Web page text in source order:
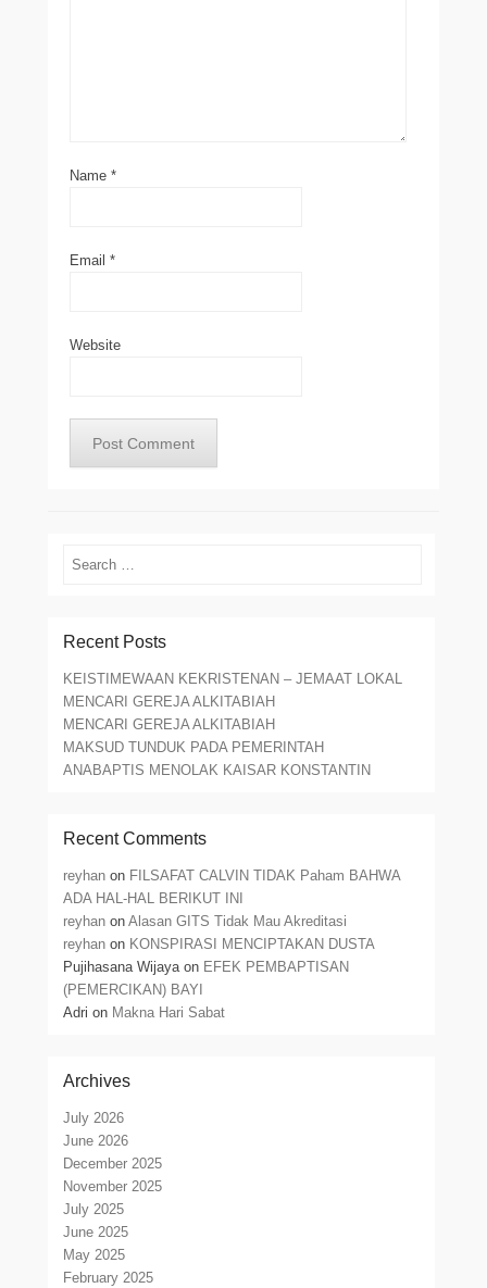
Name *
Email *
Website
Search
Recent Posts
KEISTIMEWAAN KEKRISTENAN – JEMAAT LOKAL
MENCARI GEREJA ALKITABIAH
MENCARI GEREJA ALKITABIAH
MAKSUD TUNDUK PADA PEMERINTAH
ANABAPTIS MENOLAK KAISAR KONSTANTIN
Recent Comments
reyhan on FILSAFAT CALVIN TIDAK Paham BAHWA
ADA HAL-HAL BERIKUT INI
reyhan onAlasan GITS Tidak Mau Akreditasi
reyhan on KONSPIRASI MENCIPTAKAN DUSTA
Pujihasana Wijayaon EFEK PEMBAPTISAN
(PEMERCIKAN) BAYI
Adri on Makna Hari Sabat
Archives
July 2026
June 2026
December 2025
November 2025
July 2025
June 2025
May 2025
February 2025